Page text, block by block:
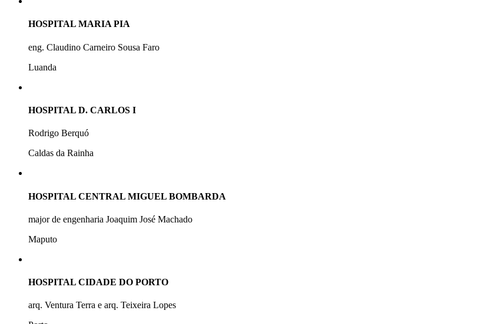
HOSPITAL MARIA PIA
eng. Claudino Carneiro Sousa Faro
Luanda
HOSPITAL D. CARLOS I
Rodrigo Berquó
Caldas da Rainha
HOSPITAL CENTRAL MIGUEL BOMBARDA
major de engenharia Joaquim José Machado
Maputo
HOSPITAL CIDADE DO PORTO
arq. Ventura Terra e arq. Teixeira Lopes